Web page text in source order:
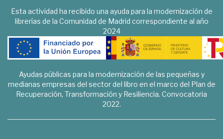
Esta actividad ha recibido una ayuda para la modernización de
librerías de la Comunidad de Madrid correspondiente al año
2024
Ayudas públicas para la modernización de las pequeñas y
medianas empresas del sector del libro en el marco del Plan de
Recuperación, Transformación y Resiliencia. Convocatoria
2022.